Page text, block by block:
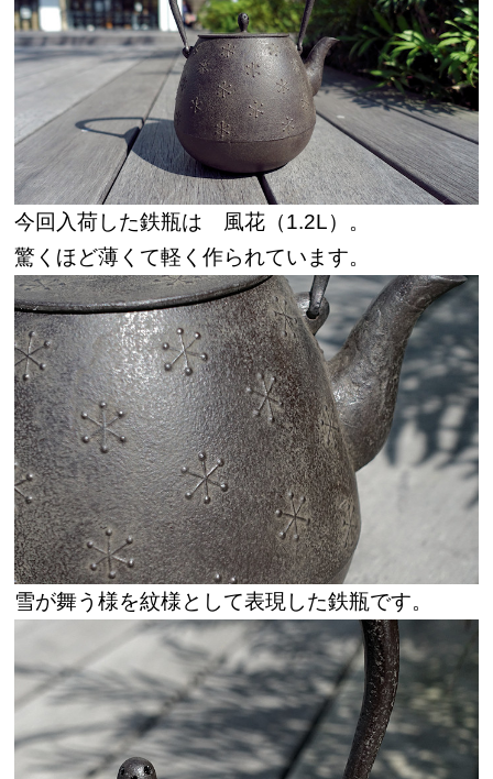
今回入荷した鉄瓶は 風花（1.2L）。
驚くほど薄くて軽く作られています。
雪が舞う様を紋様として表現した鉄瓶です。